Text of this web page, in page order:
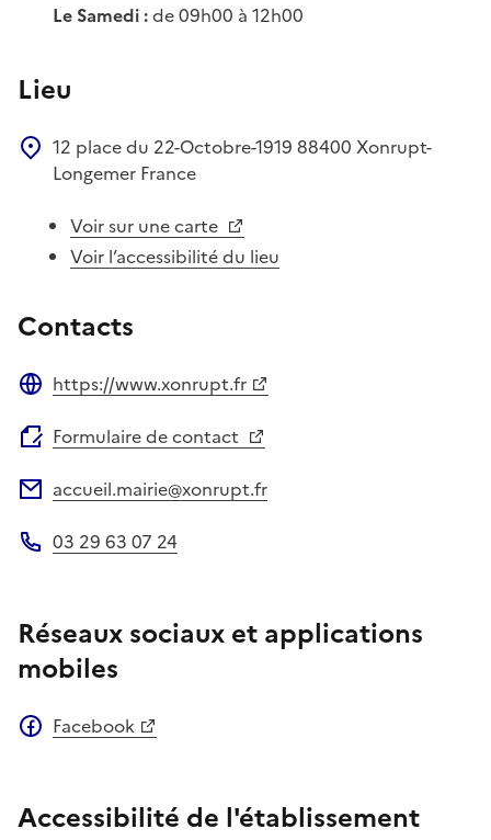
Le Samedi :de 09h00 à 12h00
Lieu
12 place du 22-Octobre-1919 88400 Xonrupt-
Longemer France
Voir sur une carte
Voir l’accessibilité du lieu
Contacts
https://www.xonrupt.fr
Formulaire de contact
accueil.mairie@xonrupt.fr
03 29 63 07 24
Réseaux sociaux et applications
mobiles
Facebook
Accessibilité de l'établissement